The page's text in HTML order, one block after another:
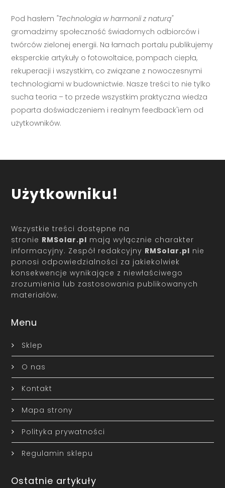
Pod hasłem "Technologia w harmonii z naturą"
gromadzimy społeczność świadomych odbiorców i
twórców zielonej energii. Na łamach portalu publikujemy
eksperckie artykuły o fotowoltaice, pompach ciepła,
rekuperacji i wszystkim, co związane z nowoczesnymi
technologiami w budownictwie. Nasze treści to nie tylko
sucha teoria – to przede wszystkim praktyczna wiedza
poparta doświadczeniem i realnym feedback'iem od
użytkowników.
Użytkowniku!
Wszystkie treści dostępne na
stronie RMSolar.pl mają wyłącznie charakter
informacyjny. Zespół redakcyjny RMSolar.pl nie
ponosi odpowiedzialności za jakiekolwiek
konsekwencje wynikające z niewłaściwego
zrozumienia lub zastosowania publikowanych
materiałów.
Menu
Sklep
O nas
Kontakt
Mapa strony
Polityka prywatności
Regulamin sklepu
Ostatnie artykuły